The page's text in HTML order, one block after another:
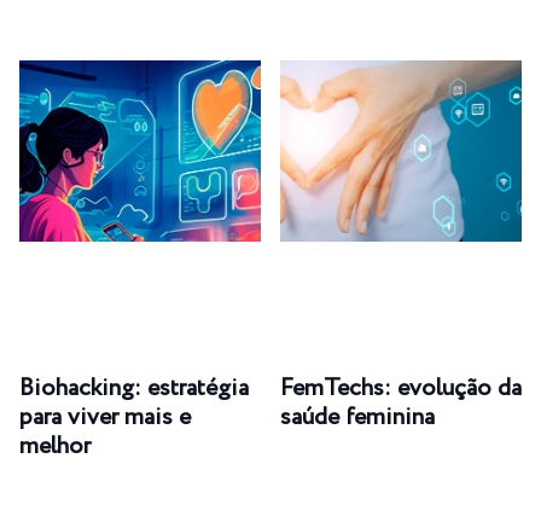
Biohacking: estratégia
para viver mais e
melhor
FemTechs: evolução da
saúde feminina